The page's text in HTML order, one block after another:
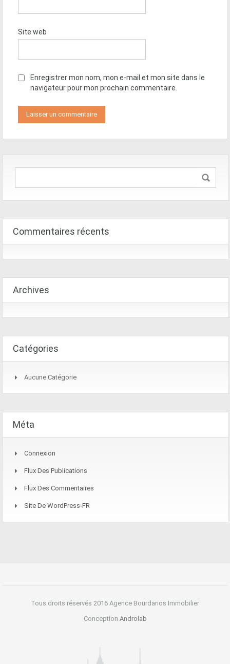
Site web
Enregistrer mon nom, mon e-mail et mon site dans le
navigateur pour mon prochain commentaire.
Commentaires récents
Archives
Catégories
Aucune Catégorie
Méta
Connexion
Flux Des Publications
Flux Des Commentaires
Site De WordPress-FR
Tous droits réservés 2016 Agence Bourdarios Immobilier
Conception Androlab